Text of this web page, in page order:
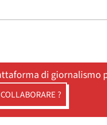
di giornalismo
?